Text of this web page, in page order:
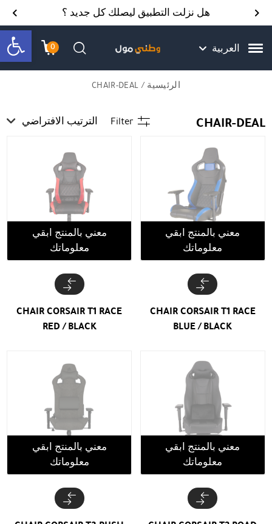
Skip to Content
Contact Us هل نزلت التطبيق ليصلك كل جديد ؟
العربية 0
עגלתחיפוש
الرئيسية / CHAIR-DEAL
CHAIR-DEAL
Filter الترتيب الافتراضي
معني بالمنتج ابقي
معلوماتك
CHAIR CORSAIR T1 RACE
BLUE / BLACK
معني بالمنتج ابقي
معلوماتك
CHAIR CORSAIR T1 RACE
RED / BLACK
معني بالمنتج ابقي
معلوماتك
معني بالمنتج ابقي
معلوماتك
Back top top